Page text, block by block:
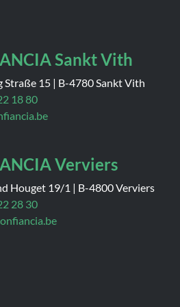
Sankt Vith
Straße 15 | B-4780 Sankt Vith
18 80
Verviers
Houget 19/1 | B-4800 Verviers
28 30